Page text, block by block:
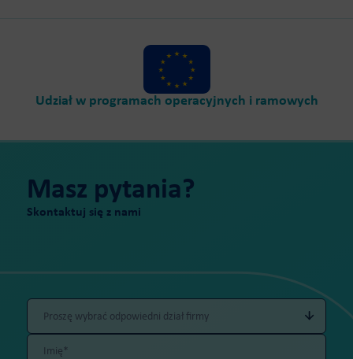
Udział w programach operacyjnych i ramowych
Masz pytania?
Skontaktuj się z nami